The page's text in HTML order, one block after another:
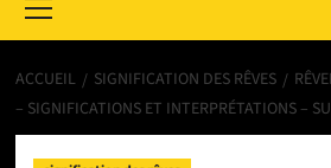
Menu
ACCUEIL SIGNIFICATION DES RÊVES
– SIGNIFICATIONS ET INTERPRÉTATIONS –